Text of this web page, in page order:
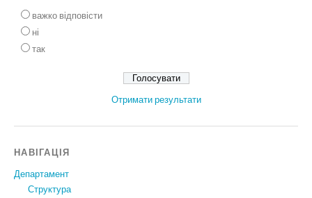
важко відповісти
ні
так
Отримати результати
НАВІГАЦІЯ
Департамент
Структура